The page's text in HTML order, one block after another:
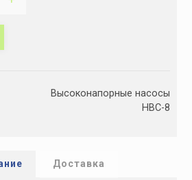
Высоконапорные насосы
НВС-8
Доставка